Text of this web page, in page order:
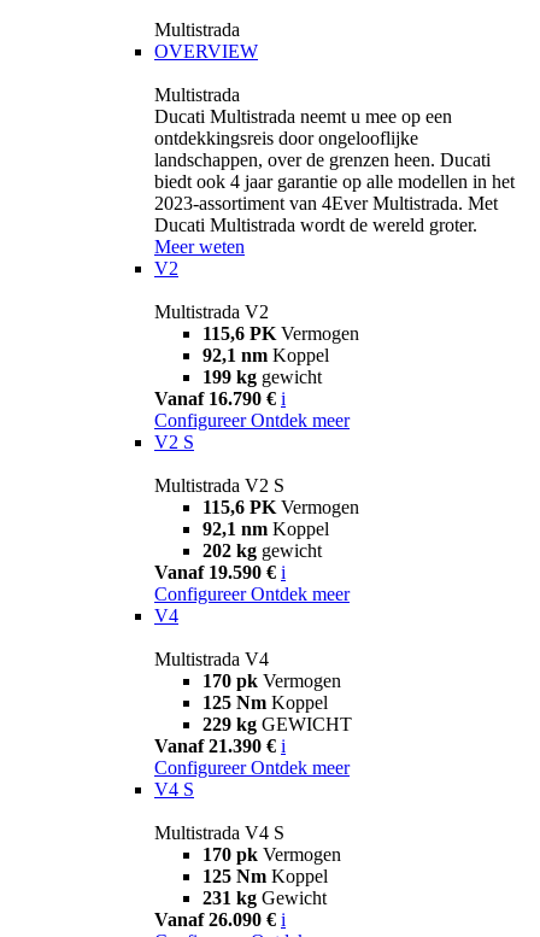
Multistrada
OVERVIEW
Multistrada
Ducati Multistrada neemt u mee op een
ontdekkingsreis door ongelooflijke
landschappen, over de grenzen heen. Ducati
biedt ook 4 jaar garantie op alle modellen in het
2023-assortiment van 4Ever Multistrada. Met
Ducati Multistrada wordt de wereld groter.
Meer weten
V2
Multistrada V2
115,6 PK Vermogen
92,1 nm Koppel
199 kg gewicht
Vanaf 16.790 € i
Configureer Ontdek meer
V2 S
Multistrada V2 S
115,6 PK Vermogen
92,1 nm Koppel
202 kg gewicht
Vanaf 19.590 € i
Configureer Ontdek meer
V4
Multistrada V4
170 pk Vermogen
125 Nm Koppel
229 kg GEWICHT
Vanaf 21.390 € i
Configureer Ontdek meer
V4 S
Multistrada V4 S
170 pk Vermogen
125 Nm Koppel
231 kg Gewicht
Vanaf 26.090 € i